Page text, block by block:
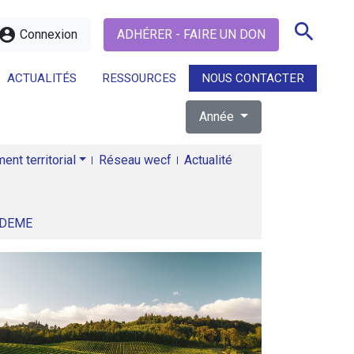
account_circle Connexion ADHÉRER - FAIRE UN DON search
ACTUALITÉS RESSOURCES NOUS CONTACTER
search
Année
territorial Réseau wecf Actualité